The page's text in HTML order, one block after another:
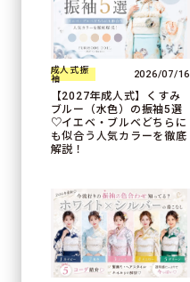
成人式振
袖
2026/07/16
【2027年成人式】くすみ
ブルー（水色）の振袖5選
♡イエベ・ブルベどちらに
も似合う人気カラーを徹底
解説！